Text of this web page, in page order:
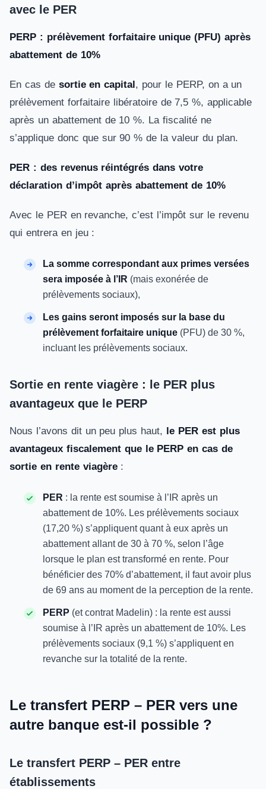
avec le PER
PERP : prélèvement forfaitaire unique (PFU) après
abattement de 10%
En cas de sortie en capital, pour le PERP, on a un
prélèvement forfaitaire libératoire de 7,5 %, applicable
après un abattement de 10 %. La fiscalité ne
s’applique donc que sur 90 % de la valeur du plan.
PER : des revenus réintégrés dans votre
déclaration d’impôt après abattement de 10%
Avec le PER en revanche, c’est l’impôt sur le revenu
qui entrera en jeu :
La somme correspondant aux primes versées
sera imposée à l’IR (mais exonérée de
prélèvements sociaux),
Les gains seront imposés sur la base du
prélèvement forfaitaire unique (PFU) de 30 %,
incluant les prélèvements sociaux.
Sortie en rente viagère : le PER plus
avantageux que le PERP
Nous l’avons dit un peu plus haut, le PER est plus
avantageux fiscalement que le PERP en cas de
sortie en rente viagère:
PER : la rente est soumise à l’IR après un
abattement de 10%. Les prélèvements sociaux
(17,20 %) s’appliquent quant à eux après un
abattement allant de 30 à 70 %, selon l’âge
lorsque le plan est transformé en rente. Pour
bénéficier des 70% d’abattement, il faut avoir plus
de 69 ans au moment de la perception de la rente.
PERP (et contrat Madelin) : la rente est aussi
soumise à l’IR après un abattement de 10%. Les
prélèvements sociaux (9,1 %) s’appliquent en
revanche sur la totalité de la rente.
Le transfert PERP – PER vers une
autre banque est-il possible ?
Le transfert PERP – PER entre
établissements